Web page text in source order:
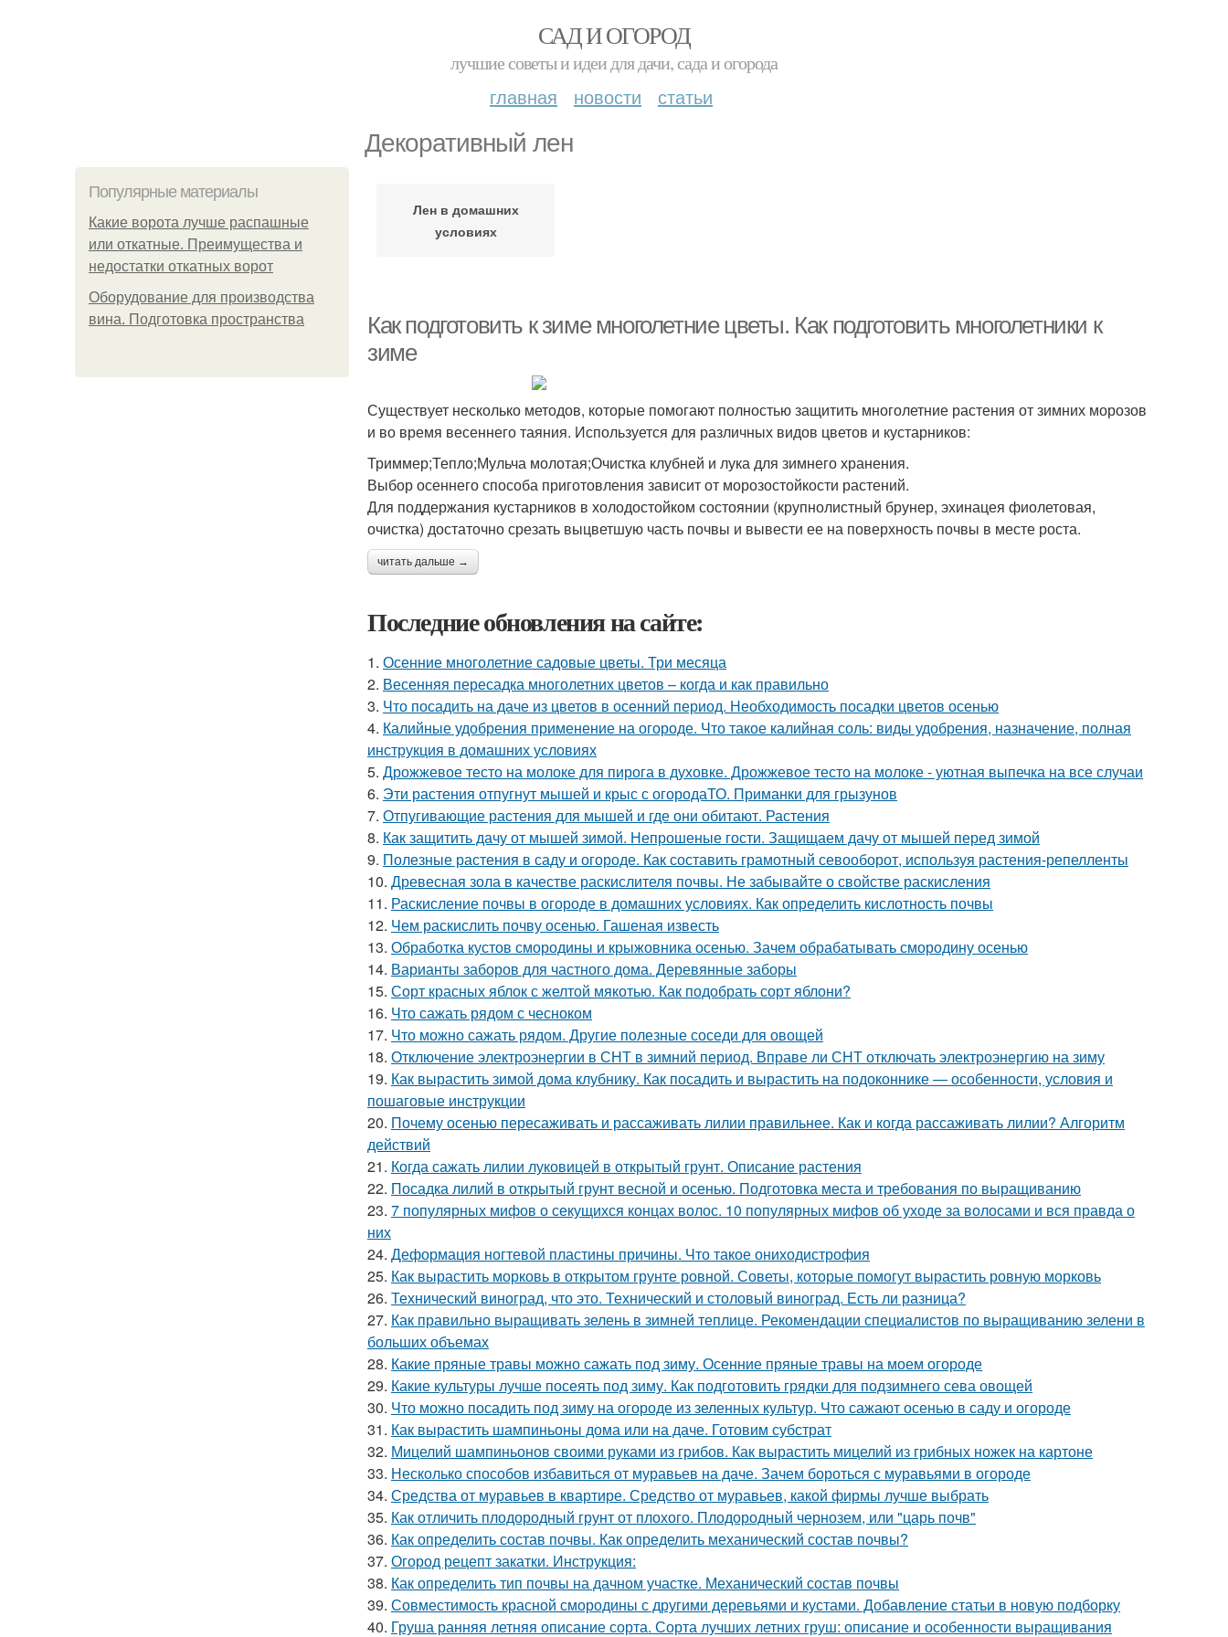
САД И ОГОРОД
лучшие советы и идеи для дачи, сада и огорода
главная новости статьи
Декоративный лен
Популярные материалы
Какие ворота лучше распашные
или откатные. Преимущества и
недостатки откатных ворот
Оборудование для производства
вина. Подготовка пространства
Лен в домашних
условиях
Как подготовить к зиме многолетние цветы. Как подготовить многолетники к
зиме
Существует несколько методов, которые помогают полностью защитить многолетние растения от зимних морозов
и во время весеннего таяния. Используется для различных видов цветов и кустарников:
Триммер;Тепло;Мульча молотая;Очистка клубней и лука для зимнего хранения.
Выбор осеннего способа приготовления зависит от морозостойкости растений.
Для поддержания кустарников в холодостойком состоянии (крупнолистный брунер, эхинацея фиолетовая,
очистка) достаточно срезать выцветшую часть почвы и вывести ее на поверхность почвы в месте роста.
читать дальше →
Последние обновления на сайте:
1. Осенние многолетние садовые цветы. Три месяца
2. Весенняя пересадка многолетних цветов – когда и как правильно
3. Что посадить на даче из цветов в осенний период. Необходимость посадки цветов осенью
4. Калийные удобрения применение на огороде. Что такое калийная соль: виды удобрения, назначение, полная
инструкция в домашних условиях
5. Дрожжевое тесто на молоке для пирога в духовке. Дрожжевое тесто на молоке - уютная выпечка на все случаи
6. Эти растения отпугнут мышей и крыс с огородаТО. Приманки для грызунов
7. Отпугивающие растения для мышей и где они обитают. Растения
8. Как защитить дачу от мышей зимой. Непрошеные гости. Защищаем дачу от мышей перед зимой
9. Полезные растения в саду и огороде. Как составить грамотный севооборот, используя растения-репелленты
10. Древесная зола в качестве раскислителя почвы. Не забывайте о свойстве раскисления
11. Раскисление почвы в огороде в домашних условиях. Как определить кислотность почвы
12. Чем раскислить почву осенью. Гашеная известь
13. Обработка кустов смородины и крыжовника осенью. Зачем обрабатывать смородину осенью
14. Варианты заборов для частного дома. Деревянные заборы
15. Сорт красных яблок с желтой мякотью. Как подобрать сорт яблони?
16. Что сажать рядом с чесноком
17. Что можно сажать рядом. Другие полезные соседи для овощей
18. Отключение электроэнергии в СНТ в зимний период. Вправе ли СНТ отключать электроэнергию на зиму
19. Как вырастить зимой дома клубнику. Как посадить и вырастить на подоконнике — особенности, условия и
пошаговые инструкции
20. Почему осенью пересаживать и рассаживать лилии правильнее. Как и когда рассаживать лилии? Алгоритм
действий
21. Когда сажать лилии луковицей в открытый грунт. Описание растения
22. Посадка лилий в открытый грунт весной и осенью. Подготовка места и требования по выращиванию
23. 7 популярных мифов о секущихся концах волос. 10 популярных мифов об уходе за волосами и вся правда о
них
24. Деформация ногтевой пластины причины. Что такое ониходистрофия
25. Как вырастить морковь в открытом грунте ровной. Советы, которые помогут вырастить ровную морковь
26. Технический виноград, что это. Технический и столовый виноград. Есть ли разница?
27. Как правильно выращивать зелень в зимней теплице. Рекомендации специалистов по выращиванию зелени в
больших объемах
28. Какие пряные травы можно сажать под зиму. Осенние пряные травы на моем огороде
29. Какие культуры лучше посеять под зиму. Как подготовить грядки для подзимнего сева овощей
30. Что можно посадить под зиму на огороде из зеленных культур. Что сажают осенью в саду и огороде
31. Как вырастить шампиньоны дома или на даче. Готовим субстрат
32. Мицелий шампиньонов своими руками из грибов. Как вырастить мицелий из грибных ножек на картоне
33. Несколько способов избавиться от муравьев на даче. Зачем бороться с муравьями в огороде
34. Средства от муравьев в квартире. Средство от муравьев, какой фирмы лучше выбрать
35. Как отличить плодородный грунт от плохого. Плодородный чернозем, или "царь почв"
36. Как определить состав почвы. Как определить механический состав почвы?
37. Огород рецепт закатки. Инструкция:
38. Как определить тип почвы на дачном участке. Механический состав почвы
39. Совместимость красной смородины с другими деревьями и кустами. Добавление статьи в новую подборку
40. Груша ранняя летняя описание сорта. Сорта лучших летних груш: описание и особенности выращивания